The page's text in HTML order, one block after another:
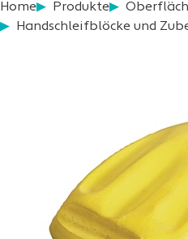
Home Produkte
Handschleifblöcke und